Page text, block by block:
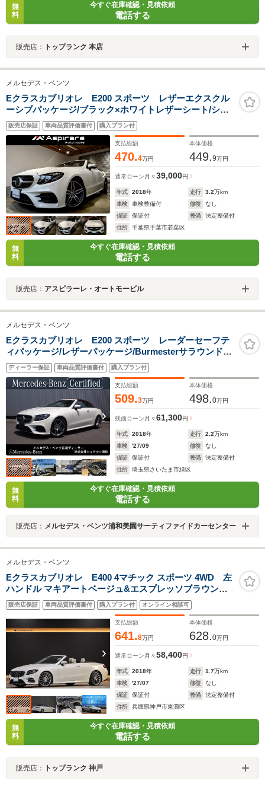
無
料
今すぐ在庫確認・見積依頼
電話する
販売店： トップランク 本店
メルセデス・ベンツ
Eクラスカブリオレ E200 スポーツ レザーエクスクル
ーシブパッケージ/ブラック×ホワイトレザーシート/シー
トヒーター/ヘッドアップディスプレイ/エアスカー
フ/Burmesterサウンド/ナビゲーションTV/全方位カメラ/
アンビエントライト/CarPlay/LED
販売店保証 車両品質評価書付 購入プラン付
支払総額
470.4万円
本体価格
449.9万円
通常ローン 月々39,000円
年式 2018年 走行 3.2万km
車検
車検整備付 修復
なし
保証
保証付 整備
法定整備付
住所
千葉県千葉市若葉区
無
料
今すぐ在庫確認・見積依頼
電話する
販売店： アスピラーレ・オートモービル
メルセデス・ベンツ
Eクラスカブリオレ E200 スポーツ レーダーセーフテ
ィパッケージ/レザーパッケージ/Burmesterサラウンドサ
ウンドシステム/パフュームアトマイザ/360度カメラシス
テム/シートヒーター/アンビエントライト
ディーラー保証 車両品質評価書付 購入プラン付
支払総額
509.3万円
本体価格
498.0万円
残価ローン 月々61,300円
年式 2018年 走行 2.2万km
車検
'27/09 修復
なし
保証
保証付 整備
法定整備付
住所
埼玉県さいたま市緑区
無
料
今すぐ在庫確認・見積依頼
電話する
販売店： メルセデス・ベンツ浦和美園サーティファイドカーセンター
メルセデス・ベンツ
Eクラスカブリオレ E400 4マチック スポーツ 4WD 左
ハンドル マキアートベージュ&エスプレッソブラウンレ
ザー エクスクルーシブPKG AMGスタイリングPKG パナ
メリカーナグリル Burmesterサラウンドサウンド シート
ヒーター/ベンチレーター エアスカーフ
販売店保証 車両品質評価書付 購入プラン付 オンライン相談可
支払総額
641.8万円
本体価格
628.0万円
通常ローン 月々58,400円
年式 2018年 走行 1.7万km
車検
'27/07 修復
なし
保証
保証付 整備
法定整備付
住所
兵庫県神戸市東灘区
無
料
今すぐ在庫確認・見積依頼
電話する
販売店： トップランク 神戸